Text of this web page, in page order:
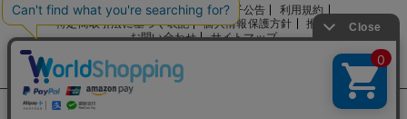
ご利用ガイド 会社概要 電子公告
利用規約
特定商取引法に基づく表記
個人情報保護方針
推奨環境
お問い合わせ
サイトマップ
サイト内の文章、画像などの著作物はマルコ株式会社に属します。